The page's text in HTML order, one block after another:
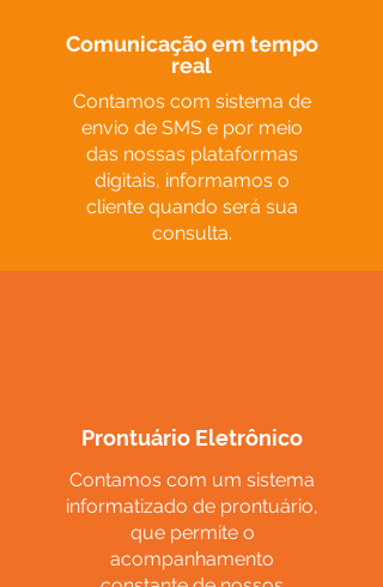
Comunicação em tempo
real
Contamos com sistema de
envio de SMS e por meio
das nossas plataformas
digitais, informamos o
cliente quando será sua
consulta.
Prontuário Eletrônico
Contamos com um sistema
informatizado de prontuário,
que permite o
acompanhamento